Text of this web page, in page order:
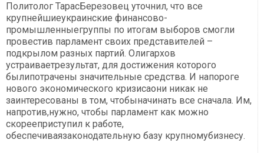
Политолог ТарасБерезовец уточнил, что все
крупнейшиеукраинские финансово-
промышленныегруппы по итогам выборов смогли
провестив парламент своих представителей –
подкрылом разных партий. Олигархов
устраиваетрезультат, для достижения которого
былипотрачены значительные средства. И напороге
нового экономического кризисаони никак не
заинтересованы в том, чтобыначинать все сначала. Им,
напротив,нужно, чтобы парламент как можно
скорееприступил к работе,
обеспечиваязаконодательную базу крупномубизнесу.